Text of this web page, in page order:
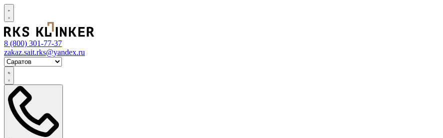
8 (800) 301-77-37
zakaz.sait.rks@yandex.ru